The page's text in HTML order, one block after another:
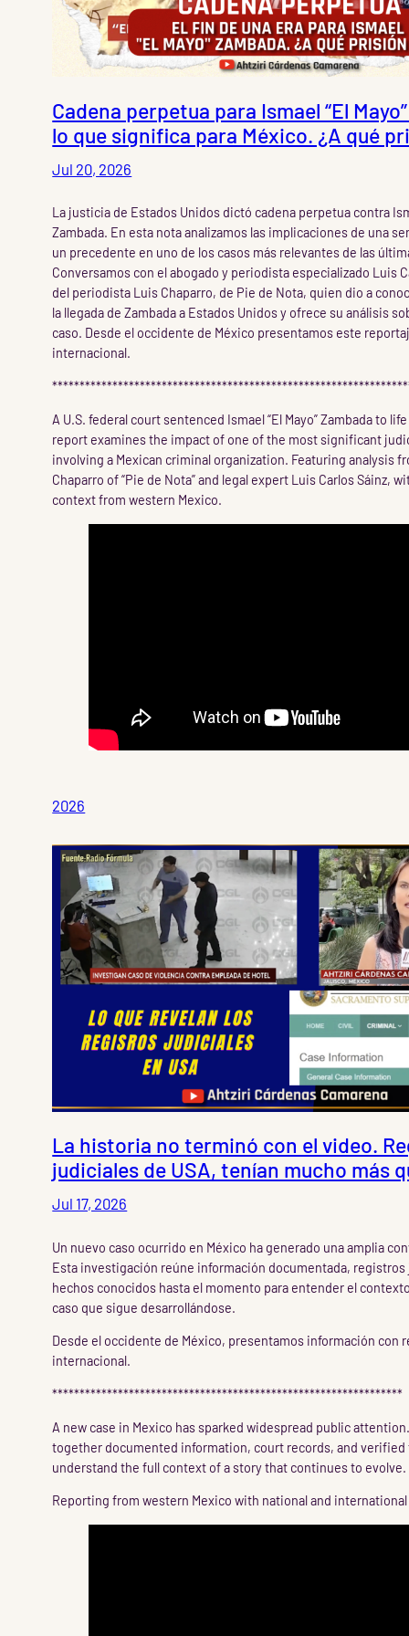
Cadena perpetua para Ismael “El
lo que significa para México. ¿A qué
Jul 20, 2026
La justicia de Estados Unidos dictó cadena perpetua contra
Zambada. En esta nota analizamos las implicaciones de una
un precedente en uno de los casos más relevantes de las
Conversamos con el abogado y periodista especializado Luis
del periodista Luis Chaparro, de Pie de Nota, quien dio a
la llegada de Zambada a Estados Unidos y ofrece su análisis
caso. Desde el occidente de México presentamos este
internacional.
A U.S. federal court sentenced Ismael “El Mayo” Zambada to
report examines the impact of one of the most significant
involving a Mexican criminal organization. Featuring analysis
Chaparro of “Pie de Nota” and legal expert Luis Carlos Sáinz,
context from western Mexico.
2026
La historia no terminó con el video.
judiciales de USA, tenían mucho más
Jul 17, 2026
Un nuevo caso ocurrido en México ha generado una amplia
Esta investigación reúne información documentada, registros
hechos conocidos hasta el momento para entender el
caso que sigue desarrollándose.
Desde el occidente de México, presentamos información con
internacional.
****************************************************************
A new case in Mexico has sparked widespread public
together documented information, court records, and
understand the full context of a story that continues to evolve.
Reporting from western Mexico with national and